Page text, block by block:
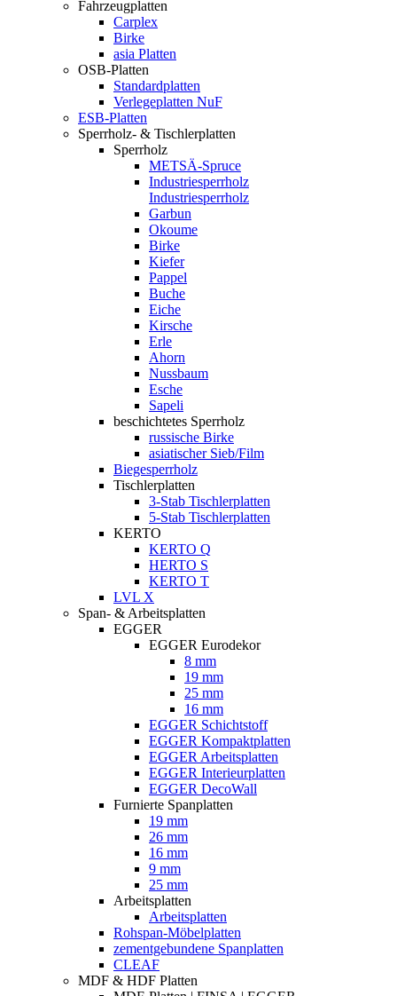
Fahrzeugplatten
Carplex
Birke
asia Platten
OSB-Platten
Standardplatten
Verlegeplatten NuF
ESB-Platten
Sperrholz- & Tischlerplatten
Sperrholz
METSÄ-Spruce
Industriesperrholz
Industriesperrholz
Garbun
Okoume
Birke
Kiefer
Pappel
Buche
Eiche
Kirsche
Erle
Ahorn
Nussbaum
Esche
Sapeli
beschichtetes Sperrholz
russische Birke
asiatischer Sieb/Film
Biegesperrholz
Tischlerplatten
3-Stab Tischlerplatten
5-Stab Tischlerplatten
KERTO
KERTO Q
HERTO S
KERTO T
LVL X
Span- & Arbeitsplatten
EGGER
EGGER Eurodekor
8 mm
19 mm
25 mm
16 mm
EGGER Schichtstoff
EGGER Kompaktplatten
EGGER Arbeitsplatten
EGGER Interieurplatten
EGGER DecoWall
Furnierte Spanplatten
19 mm
26 mm
16 mm
9 mm
25 mm
Arbeitsplatten
Arbeitsplatten
Rohspan-Möbelplatten
zementgebundene Spanplatten
CLEAF
MDF & HDF Platten